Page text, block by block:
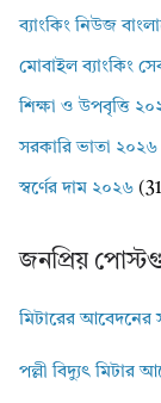
ব্যাংকিং নিউজ
মোবাইল ব্যাংকিং
শিক্ষা ও উপবৃত্তি
সরকারি ভাতা ২০২৬
স্বর্ণের দাম ২০২৬
জনপ্রিয়
মিটারের আবেদনের
পল্লী বিদ্যুৎ মিটার